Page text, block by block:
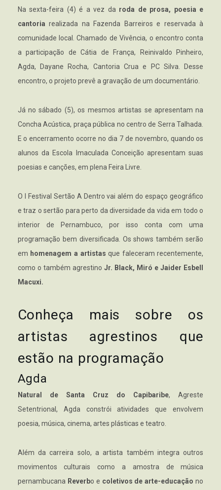
Na sexta-feira (4) é a vez da roda de prosa, poesia e
cantoria realizada na Fazenda Barreiros e reservada à
comunidade local. Chamado de Vivência, o encontro conta
a participação de Cátia de França, Reinivaldo Pinheiro,
Agda, Dayane Rocha, Cantoria Crua e PC Silva. Desse
encontro, o projeto prevê a gravação de um documentário.
Já no sábado (5), os mesmos artistas se apresentam na
Concha Acústica, praça pública no centro de Serra Talhada.
E o encerramento ocorre no dia 7 de novembro, quando os
alunos da Escola Imaculada Conceição apresentam suas
poesias e canções, em plena Feira Livre.
O I Festival Sertão A Dentro vai além do espaço geográfico
e traz o sertão para perto da diversidade da vida em todo o
interior de Pernambuco, por isso conta com uma
programação bem diversificada. Os shows também serão
em homenagem a artistas que faleceram recentemente,
como o também agrestino Jr. Black, Miró e Jaider Esbell
Macuxi.
Conheça mais sobre os
artistas agrestinos que
estão na programação
Agda
Natural de Santa Cruz do Capibaribe, Agreste
Setentrional, Agda constrói atividades que envolvem
poesia, música, cinema, artes plásticas e teatro.
Além da carreira solo, a artista também integra outros
movimentos culturais como a amostra de música
pernambucana Reverbo e coletivos de arte-educação no